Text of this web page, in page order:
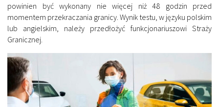
powinien być wykonany nie więcej niż 48 godzin przed
momentem przekraczania granicy. Wynik testu, w języku polskim
lub angielskim, należy przedłożyć funkcjonariuszowi Straży
Granicznej.